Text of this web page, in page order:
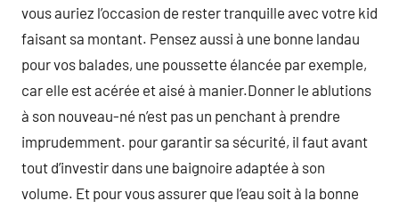
vous auriez l’occasion de rester tranquille avec votre kid
faisant sa montant. Pensez aussi à une bonne landau
pour vos balades, une poussette élancée par exemple,
car elle est acérée et aisé à manier.Donner le ablutions
à son nouveau-né n’est pas un penchant à prendre
imprudemment. pour garantir sa sécurité, il faut avant
tout d’investir dans une baignoire adaptée à son
volume. Et pour vous assurer que l’eau soit à la bonne